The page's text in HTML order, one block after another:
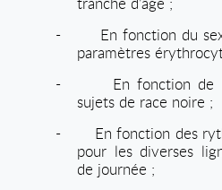
-
En fonction du
paramètres
-
En fonction de
sujets de race noire ;
-
En fonction des
pour les diverses
de journée ;